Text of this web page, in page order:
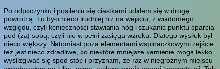
Po odpoczynku i posileniu się ciastkami udałem się w drogę
powrotną. Tu było nieco trudniej niż na wejściu, z wiadomego
względu, czyli konieczności stawiania nóg i szukania punktu oparcia
pod (za) sobą, czyli nie w pełni zasięgu wzroku. Dlatego wysiłek był
nieco większy. Natomiast poza elementami wspinaczkowymi zejście
też jest nieco zdradliwe, bo niektóre mniejsze kamienie mogą lekko
wyślizgiwać się spod stóp i przyznam, że raz w niegroźnym miejscu